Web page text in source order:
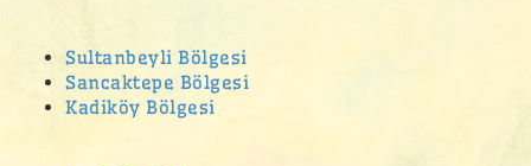
Fatih Mahallesi Adak Kurban Satış Yeri
feneryolu adak
Sultanbeyli Bölgesi
Sancaktepe Bölgesi
Kadiköy Bölgesi